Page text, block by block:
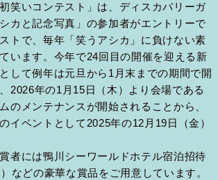
笑いコンテスト」は、ディスカバリーガ
カと記念写真」の参加者がエントリーで
トで、毎年「笑うアシカ」に負けない素
います。今年で24回目の開催を迎える新
して例年は元旦から1月末までの期間で開
2026年の1月15日（木）より会場である
のメンテナンスが開始されることから、
イベントとして2025年の12月19日（金）
者には鴨川シーワールドホテル宿泊招待
などの豪華な賞品をご用意しています。